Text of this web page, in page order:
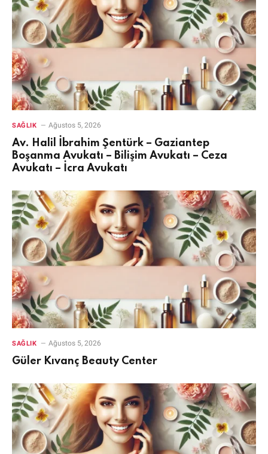
SAĞLIK Ağustos 5, 2026
Av. Halil İbrahim Şentürk – Gaziantep
Boşanma Avukatı – Bilişim Avukatı – Ceza
Avukatı – İcra Avukatı
SAĞLIK Ağustos 5, 2026
Güler Kıvanç Beauty Center